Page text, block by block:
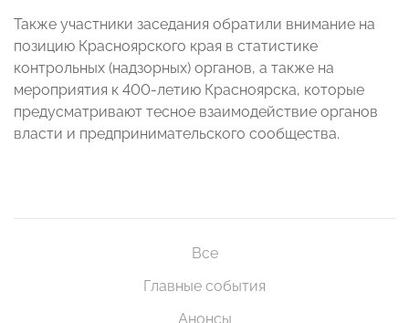
Также участники заседания обратили внимание на
позицию Красноярского края в статистике
контрольных (надзорных) органов, а также на
мероприятия к 400-летию Красноярска, которые
предусматривают тесное взаимодействие органов
власти и предпринимательского сообщества.
Все
Главные события
Анонсы